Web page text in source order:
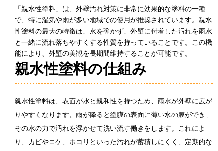
「親水性塗料」は、外壁汚れ対策に非常に効果的な塗料の一種
で、特に湿気や雨が多い地域での使用が推奨されています。親水
性塗料の最大の特徴は、水を弾かず、外壁に付着した汚れを雨水
と一緒に流れ落ちやすくする性質を持っていることです。この機
能により、外壁の美観を長期間維持することが可能です。
親水性塗料の仕組み
親水性塗料は、表面が水と親和性を持つため、雨水が外壁に広が
りやすくなります。雨が降ると塗膜の表面に薄い水の膜ができ、
その水の力で汚れを浮かせて洗い流す働きをします。これによ
り、カビやコケ、ホコリといった汚れが蓄積しにくく、定期的な